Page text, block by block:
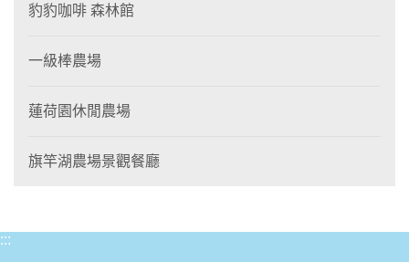
豹豹咖啡 森林館
一級棒農場
蓮荷園休閒農場
旗竿湖農場景觀餐廳
:::